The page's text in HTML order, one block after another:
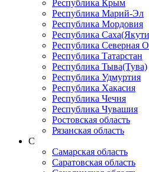
Республика Крым
Республика Марий-Эл
Республика Мордовия
Республика
Республика Северная
Республика Татарстан
Республика Тыва(Тува)
Республика Удмуртия
Республика Хакасия
Республика Чечня
Республика Чувашия
Ростовская область
Рязанская область
С
Самарская область
Саратовская область